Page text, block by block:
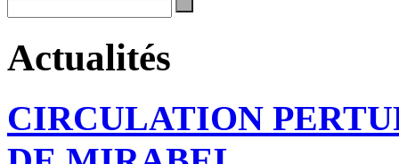
Actualités
CIRCULATION